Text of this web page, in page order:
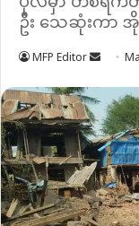
ဦး သေဆုံးကာ
MFP Editor Send
email